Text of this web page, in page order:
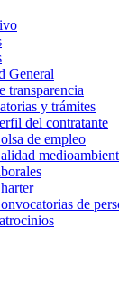
General
transparencia
y trámites
del contratante
de empleo
de